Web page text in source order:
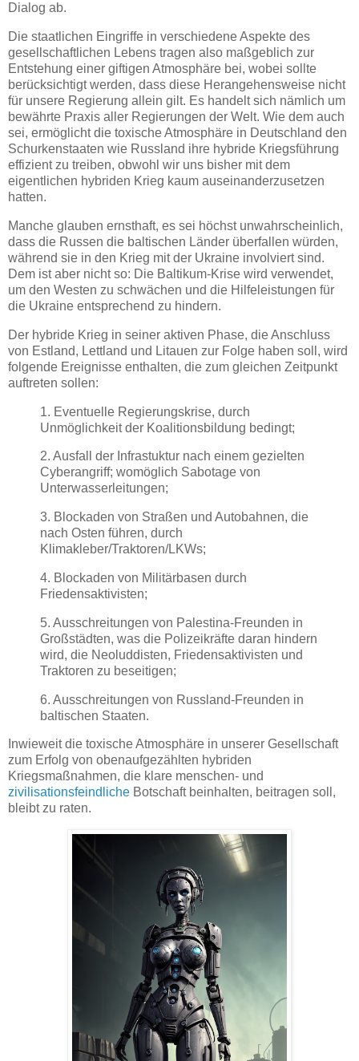
Dialog ab.
Die staatlichen Eingriffe in verschiedene Aspekte des
gesellschaftlichen Lebens tragen also maßgeblich zur
Entstehung einer giftigen Atmosphäre bei, wobei sollte
berücksichtigt werden, dass diese Herangehensweise nicht
für unsere Regierung allein gilt. Es handelt sich nämlich um
bewährte Praxis aller Regierungen der Welt. Wie dem auch
sei, ermöglicht die toxische Atmosphäre in Deutschland den
Schurkenstaaten wie Russland ihre hybride Kriegsführung
effizient zu treiben, obwohl wir uns bisher mit dem
eigentlichen hybriden Krieg kaum auseinanderzusetzen
hatten.
Manche glauben ernsthaft, es sei höchst unwahrscheinlich,
dass die Russen die baltischen Länder überfallen würden,
während sie in den Krieg mit der Ukraine involviert sind.
Dem ist aber nicht so: Die Baltikum-Krise wird verwendet,
um den Westen zu schwächen und die Hilfeleistungen für
die Ukraine entsprechend zu hindern.
Der hybride Krieg in seiner aktiven Phase, die Anschluss
von Estland, Lettland und Litauen zur Folge haben soll, wird
folgende Ereignisse enthalten, die zum gleichen Zeitpunkt
auftreten sollen:
1. Eventuelle Regierungskrise, durch
Unmöglichkeit der Koalitionsbildung bedingt;
2. Ausfall der Infrastuktur nach einem gezielten
Cyberangriff; womöglich Sabotage von
Unterwasserleitungen;
3. Blockaden von Straßen und Autobahnen, die
nach Osten führen, durch
Klimakleber/Traktoren/LKWs;
4. Blockaden von Militärbasen durch
Friedensaktivisten;
5. Ausschreitungen von Palestina-Freunden in
Großstädten, was die Polizeikräfte daran hindern
wird, die Neoluddisten, Friedensaktivisten und
Traktoren zu beseitigen;
6. Ausschreitungen von Russland-Freunden in
baltischen Staaten.
Inwieweit die toxische Atmosphäre in unserer Gesellschaft
zum Erfolg von obenaufgezählten hybriden
Kriegsmaßnahmen, die klare menschen- und
zivilisationsfeindliche Botschaft beinhalten, beitragen soll,
bleibt zu raten.